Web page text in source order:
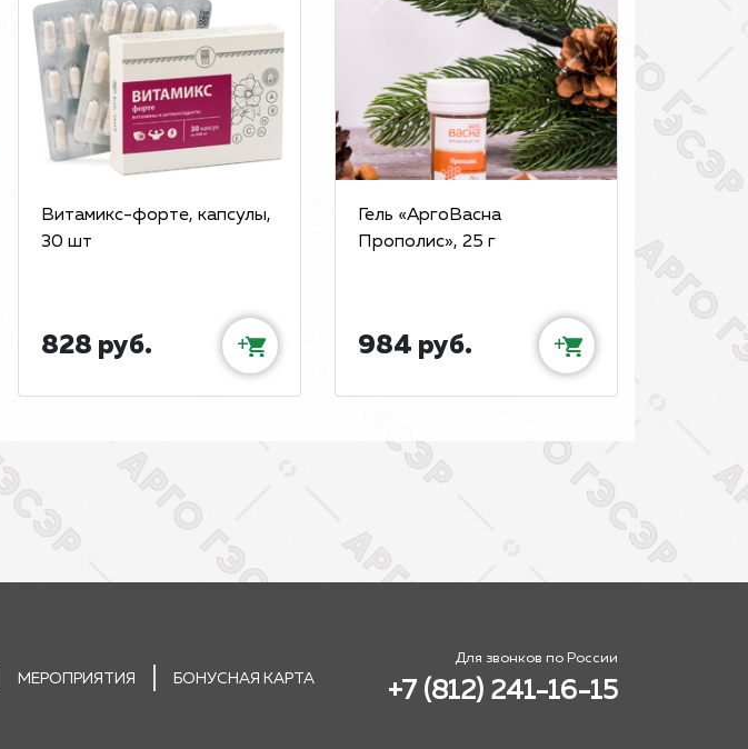
Витамикс-форте, капсулы,
30 шт
828 руб. +
Гель «АргоВасна
Прополис», 25 г
984 руб. +
МЕРОПРИЯТИЯ БОНУСНАЯ КАРТА
Для звонков по России
+7 (812) 241-16-15